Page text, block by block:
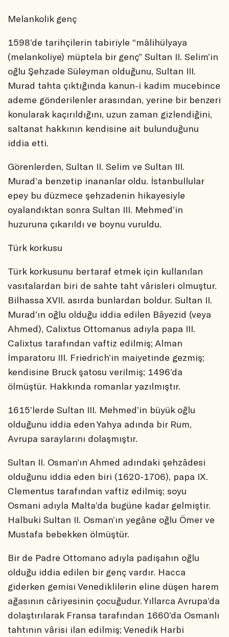
Melankolik genç
1598’de tarihçilerin tabiriyle “mâlihülyaya
(melankoliye) müptela bir genç” Sultan II. Selim’in
oğlu Şehzade Süleyman olduğunu, Sultan III.
Murad tahta çıktığında kanun-i kadim mucebince
ademe gönderilenler arasından, yerine bir benzeri
konularak kaçırıldığını, uzun zaman gizlendiğini,
saltanat hakkının kendisine ait bulunduğunu
iddia etti.
Görenlerden, Sultan II. Selim ve Sultan III.
Murad’a benzetip inananlar oldu. İstanbullular
epey bu düzmece şehzadenin hikayesiyle
oyalandıktan sonra Sultan III. Mehmed’in
huzuruna çıkarıldı ve boynu vuruldu.
Türk korkusu
Türk korkusunu bertaraf etmek için kullanılan
vasıtalardan biri de sahte taht vârisleri olmuştur.
Bilhassa XVII. asırda bunlardan boldur. Sultan II.
Murad’ın oğlu olduğu iddia edilen Bâyezid (veya
Ahmed), Calixtus Ottomanus adıyla papa III.
Calixtus tarafından vaftiz edilmiş; Alman
İmparatoru III. Friedrich’in maiyetinde gezmiş;
kendisine Bruck şatosu verilmiş; 1496’da
ölmüştür. Hakkında romanlar yazılmıştır.
1615’lerde Sultan III. Mehmed’in büyük oğlu
olduğunu iddia eden Yahya adında bir Rum,
Avrupa saraylarını dolaşmıştır.
Sultan II. Osman’ın Ahmed adındaki şehzâdesi
olduğunu iddia eden biri (1620-1706), papa IX.
Clementus tarafından vaftiz edilmiş; soyu
Osmani adıyla Malta’da bugüne kadar gelmiştir.
Halbuki Sultan II. Osman’ın yegâne oğlu Ömer ve
Mustafa bebekken ölmüştür.
Bir de Padre Ottomano adıyla padişahın oğlu
olduğu iddia edilen bir genç vardır. Hacca
giderken gemisi Venediklilerin eline düşen harem
ağasının câriyesinin çocuğudur. Yıllarca Avrupa’da
dolaştırılarak Fransa tarafından 1660’da Osmanlı
tahtının vârisi ilan edilmiş; Venedik Harbi